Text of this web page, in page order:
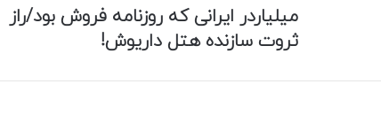
میلیاردر ایرانی که روزنامه فروش بود/راز
ثروت سازنده هتل داریوش!